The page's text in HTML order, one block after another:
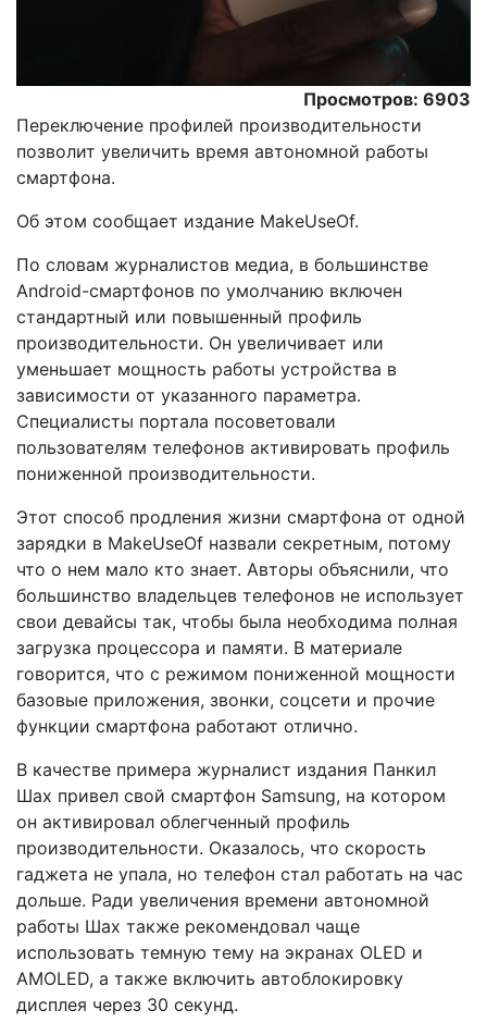
Просмотров: 6903
Переключение профилей производительности
позволит увеличить время автономной работы
смартфона.
Oб этом сообщает издание MakeUseOf.
По словам журналистов медиа, в большинстве
Android-смартфонов по умолчанию включен
стандартный или повышенный профиль
производительности. Он увеличивает или
уменьшает мощность работы устройства в
зависимости от указанного параметра.
Специалисты портала посоветовали
пользователям телефонов активировать профиль
пониженной производительности.
Этот способ продления жизни смартфона от одной
зарядки в MakeUseOf назвали секретным, потому
что о нем мало кто знает. Авторы объяснили, что
большинство владельцев телефонов не использует
свои девайсы так, чтобы была необходима полная
загрузка процессора и памяти. В материале
говорится, что с режимом пониженной мощности
базовые приложения, звонки, соцсети и прочие
функции смартфона работают отлично.
В качестве примера журналист издания Панкил
Шах привел свой смартфон Samsung, на котором
он активировал облегченный профиль
производительности. Оказалось, что скорость
гаджета не упала, но телефон стал работать на час
дольше. Ради увеличения времени автономной
работы Шах также рекомендовал чаще
использовать темную тему на экранах OLED и
AMOLED, а также включить автоблокировку
дисплея через 30 секунд.